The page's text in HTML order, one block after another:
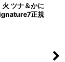
ツナ＆かに
正規